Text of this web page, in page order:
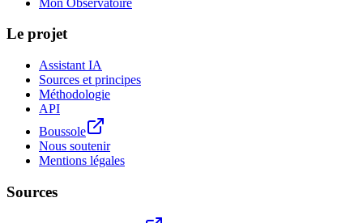
Le projet
Assistant IA
Sources et principes
Méthodologie
API
Boussole
Nous soutenir
Mentions légales
Sources